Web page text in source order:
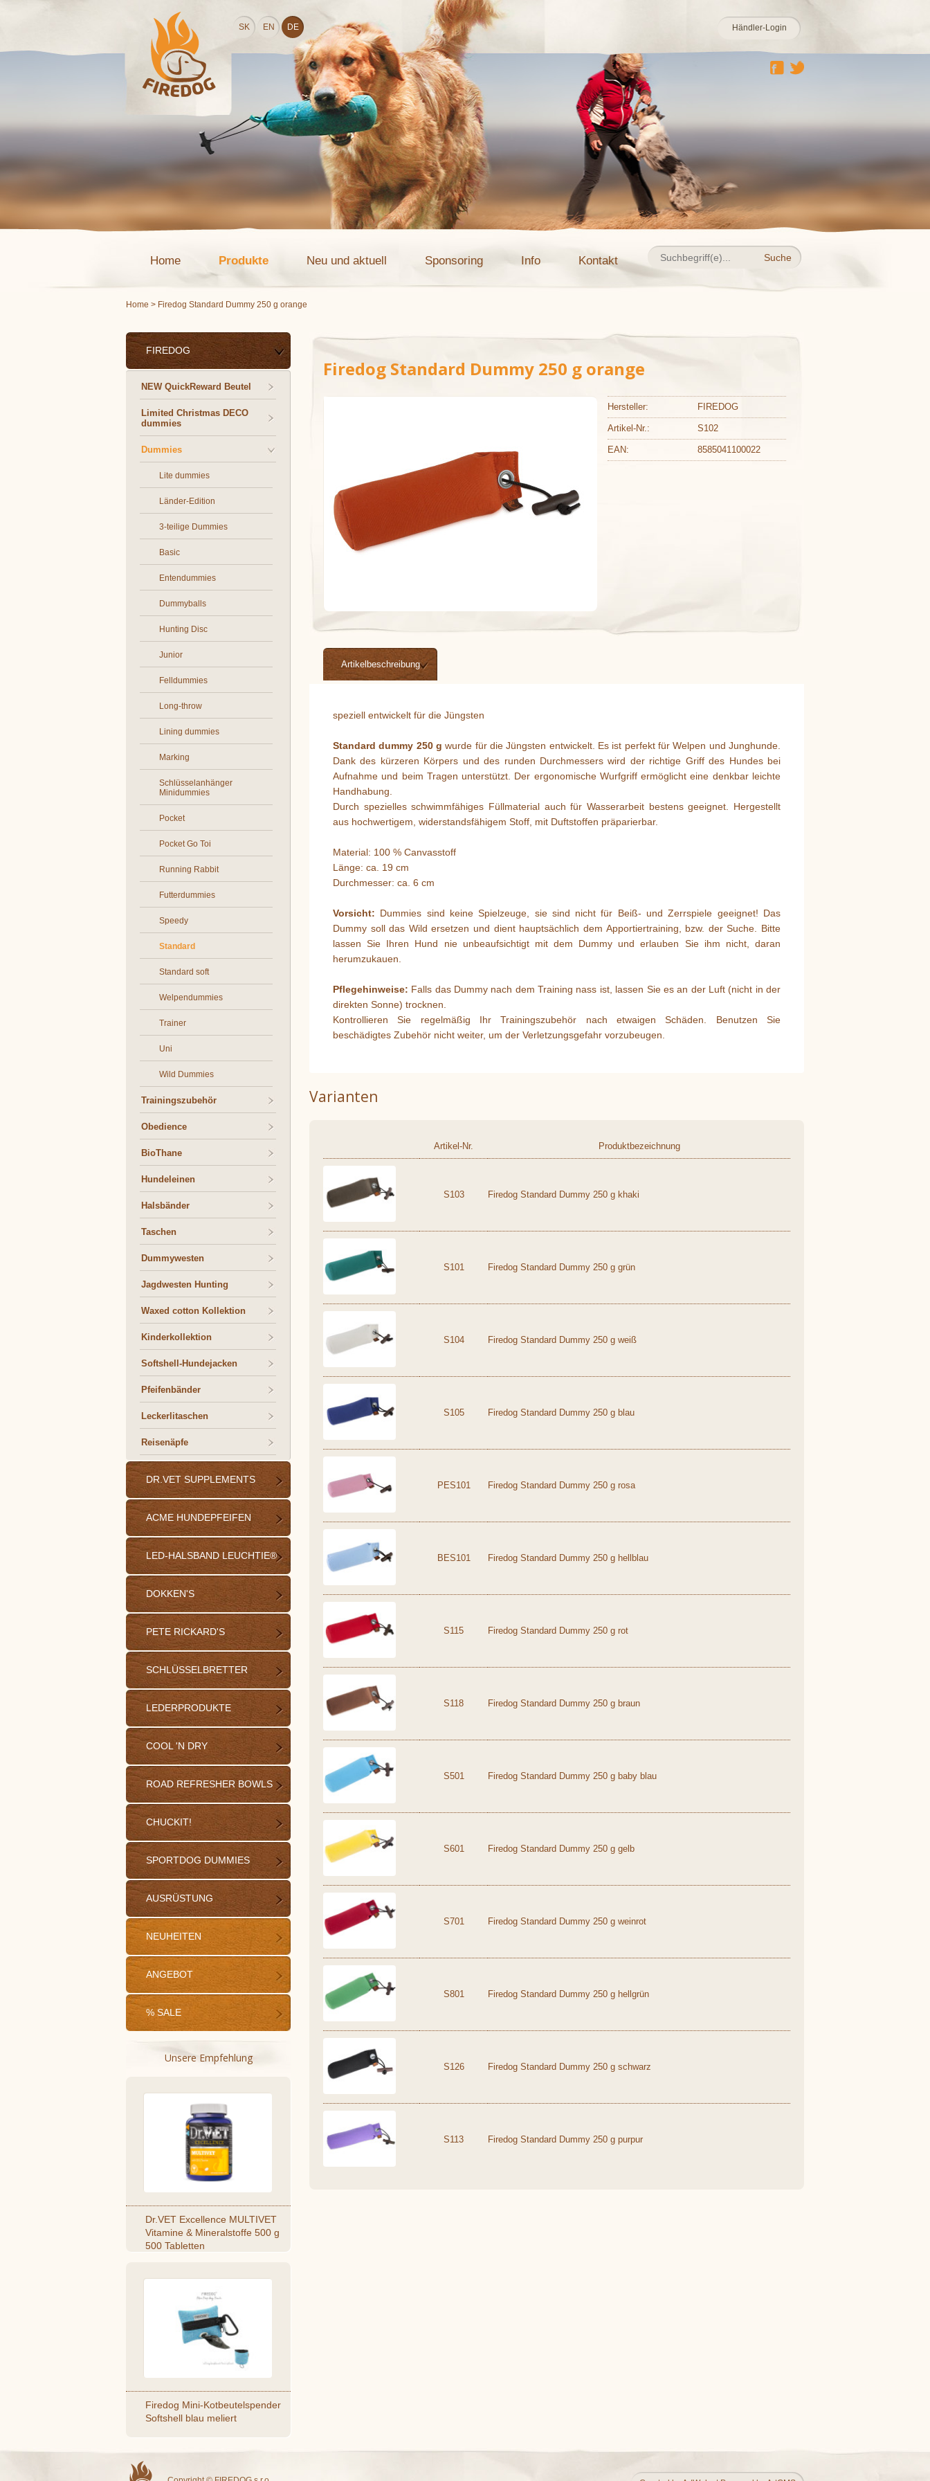
SK EN DE Händler-Login
Home Produkte Neu und aktuell Sponsoring Info Kontakt
Home > Firedog Standard Dummy 250 g orange
FIREDOG
NEW QuickReward Beutel
Limited Christmas DECO
dummies
Dummies
Lite dummies
Länder-Edition
3-teilige Dummies
Basic
Entendummies
Dummyballs
Hunting Disc
Junior
Felldummies
Long-throw
Lining dummies
Marking
Schlüsselanhänger
Minidummies
Pocket
Pocket Go Toi
Running Rabbit
Futterdummies
Speedy
Standard
Standard soft
Welpendummies
Trainer
Uni
Wild Dummies
Trainingszubehör
Obedience
BioThane
Hundeleinen
Halsbänder
Taschen
Dummywesten
Jagdwesten Hunting
Waxed cotton Kollektion
Kinderkollektion
Softshell-Hundejacken
Pfeifenbänder
Leckerlitaschen
Reisenäpfe
DR.VET SUPPLEMENTS
ACME HUNDEPFEIFEN
LED-HALSBAND LEUCHTIE®
DOKKEN'S
PETE RICKARD'S
SCHLÜSSELBRETTER
LEDERPRODUKTE
COOL 'N DRY
ROAD REFRESHER BOWLS
CHUCKIT!
SPORTDOG DUMMIES
AUSRÜSTUNG
NEUHEITEN
ANGEBOT
% SALE
Unsere Empfehlung
Dr.VET Excellence MULTIVET
Vitamine & Mineralstoffe 500 g
500 Tabletten
Firedog Mini-Kotbeutelspender
Softshell blau meliert
Firedog Standard Dummy 250 g orange
Hersteller: FIREDOG
Artikel-Nr.: S102
EAN: 8585041100022
Artikelbeschreibung
speziell entwickelt für die Jüngsten
Standard dummy 250 g wurde für die Jüngsten entwickelt. Es ist perfekt für Welpen und Junghunde.
Dank des kürzeren Körpers und des runden Durchmessers wird der richtige Griff des Hundes bei
Aufnahme und beim Tragen unterstützt. Der ergonomische Wurfgriff ermöglicht eine denkbar leichte
Handhabung.
Durch spezielles schwimmfähiges Füllmaterial auch für Wasserarbeit bestens geeignet. Hergestellt
aus hochwertigem, widerstandsfähigem Stoff, mit Duftstoffen präparierbar.
Material: 100 % Canvasstoff
Länge: ca. 19 cm
Durchmesser: ca. 6 cm
Vorsicht: Dummies sind keine Spielzeuge, sie sind nicht für Beiß- und Zerrspiele geeignet! Das
Dummy soll das Wild ersetzen und dient hauptsächlich dem Apportiertraining, bzw. der Suche. Bitte
lassen Sie Ihren Hund nie unbeaufsichtigt mit dem Dummy und erlauben Sie ihm nicht, daran
herumzukauen.
Pflegehinweise: Falls das Dummy nach dem Training nass ist, lassen Sie es an der Luft (nicht in der
direkten Sonne) trocknen.
Kontrollieren Sie regelmäßig Ihr Trainingszubehör nach etwaigen Schäden. Benutzen Sie
beschädigtes Zubehör nicht weiter, um der Verletzungsgefahr vorzubeugen.
Varianten
Artikel-Nr. Produktbezeichnung
S103 Firedog Standard Dummy 250 g khaki
S101 Firedog Standard Dummy 250 g grün
S104 Firedog Standard Dummy 250 g weiß
S105 Firedog Standard Dummy 250 g blau
PES101 Firedog Standard Dummy 250 g rosa
BES101 Firedog Standard Dummy 250 g hellblau
S115 Firedog Standard Dummy 250 g rot
S118 Firedog Standard Dummy 250 g braun
S501 Firedog Standard Dummy 250 g baby blau
S601 Firedog Standard Dummy 250 g gelb
S701 Firedog Standard Dummy 250 g weinrot
S801 Firedog Standard Dummy 250 g hellgrün
S126 Firedog Standard Dummy 250 g schwarz
S113 Firedog Standard Dummy 250 g purpur